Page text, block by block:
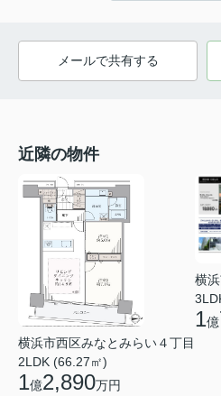
メールで共有する
近隣の物件
横浜市西区みなとみらい４丁目
2LDK (66.27㎡)
1億2,890万円
横
1億